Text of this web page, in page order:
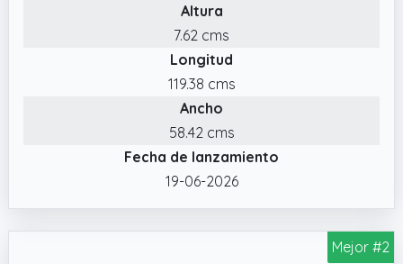
Altura
7.62 cms
Longitud
119.38 cms
Ancho
58.42 cms
Fecha de lanzamiento
19-06-2026
Mejor #2